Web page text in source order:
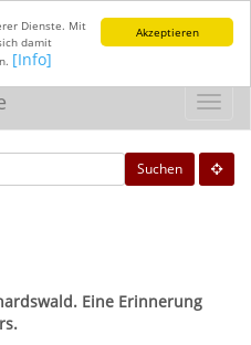
Akzeptieren
Dienste. Mit
damit
[Info]
Suchen
Eine Erinnerung